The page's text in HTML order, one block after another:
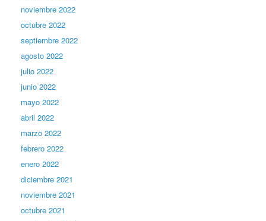
noviembre 2022
octubre 2022
septiembre 2022
agosto 2022
julio 2022
junio 2022
mayo 2022
abril 2022
marzo 2022
febrero 2022
enero 2022
diciembre 2021
noviembre 2021
octubre 2021